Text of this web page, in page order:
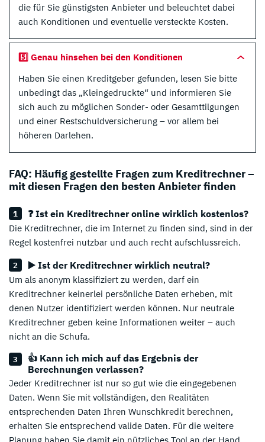
die für Sie günstigsten Anbieter und beleuchtet dabei
auch Konditionen und eventuelle versteckte Kosten.
5️⃣ Genau hinsehen bei den Konditionen
Haben Sie einen Kreditgeber gefunden, lesen Sie bitte
unbedingt das „Kleingedruckte“ und informieren Sie
sich auch zu möglichen Sonder- oder Gesamttilgungen
und einer Restschuldversicherung – vor allem bei
höheren Darlehen.
FAQ: Häufig gestellte Fragen zum Kreditrechner –
mit diesen Fragen den besten Anbieter finden
❓ Ist ein Kreditrechner online wirklich kostenlos?
Die Kreditrechner, die im Internet zu finden sind, sind in der
Regel kostenfrei nutzbar und auch recht aufschlussreich.
▶️ Ist der Kreditrechner wirklich neutral?
Um als anonym klassifiziert zu werden, darf ein
Kreditrechner keinerlei persönliche Daten erheben, mit
denen Nutzer identifiziert werden können. Nur neutrale
Kreditrechner geben keine Informationen weiter – auch
nicht an die Schufa.
👍 Kann ich mich auf das Ergebnis der
Berechnungen verlassen?
Jeder Kreditrechner ist nur so gut wie die eingegebenen
Daten. Wenn Sie mit vollständigen, den Realitäten
entsprechenden Daten Ihren Wunschkredit berechnen,
erhalten Sie entsprechend valide Daten. Für die weitere